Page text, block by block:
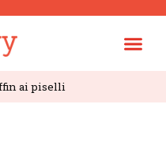
ai piselli